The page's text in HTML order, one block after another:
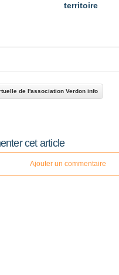
territoire
de l'association Verdon info
cet article
Ajouter un commentaire